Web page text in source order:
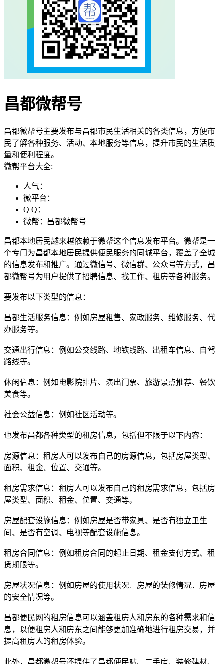
昌都微帮号
昌都微帮号主要发布与昌都市民生活相关的各类信息，方便市
民了解各种服务、活动、本地服务等信息，提升市民的生活质
量和便利程度。
微帮平台大全:
人气：
微平台：
Q Q：
微帮：昌都微帮号
昌都本地居民越来越依赖于微帮这个信息发布平台。微帮是一
个专门为昌都本地居民提供便民服务的同城平台，覆盖了全城
的信息发布和推广。通过微信号、微信群、公众号等方式，昌
都微帮号为用户提供了招聘信息、找工作、租房等各种服务。
要发布以下类型的信息：
昌都生活服务信息：例如房屋租售、家政服务、维修服务、代
办服务等。
交通出行信息：例如公交线路、地铁线路、出租车信息、自驾
路线等。
休闲信息：例如电影院排片、演出门票、旅游景点推荐、餐饮
美食等。
社会公益信息：例如社区活动等。
也发布昌都各种类型的租房信息，包括但不限于以下内容：
房源信息：租房人可以发布自己的房源信息，包括房屋类型、
面积、租金、位置、交通等。
租房需求信息：租房人可以发布自己的租房需求信息，包括房
屋类型、面积、租金、位置、交通等。
房屋配套设施信息：例如房屋是否带家具、是否有独立卫生
间、是否有空调、电视等配套设施信息。
租房合同信息：例如租房合同的起止日期、租金支付方式、租
赁期限等。
房屋状况信息：例如房屋的使用状况、房屋的装修情况、房屋
的安全情况等。
昌都便民网的租房信息可以涵盖租房人和房东的各种需求和信
息，以便租房人和房东之间能够更加准确地进行租房交易，并
提高租房人的租房体验。
此外，昌都微帮号还提供了昌都便民站、二手房、装修建材、